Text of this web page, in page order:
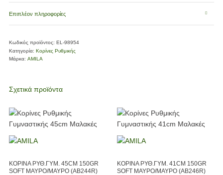
Επιπλέον πληροφορίες
Κωδικός προϊόντος: EL-98954
Κατηγορία: Κορίνες Ρυθμικής
Μάρκα: AMILA
Σχετικά προϊόντα
ΚΟΡΙΝΑ ΡΥΘ.ΓΥΜ. 45CM 150GR
SOFT ΜΑΥΡΟ/ΜΑΥΡΟ (ΑΒ244R)
ΚΟΡΙΝΑ ΡΥΘ.ΓΥΜ. 41CM 150GR
SOFT ΜΑΥΡΟ/ΜΑΥΡΟ (ΑΒ246R)